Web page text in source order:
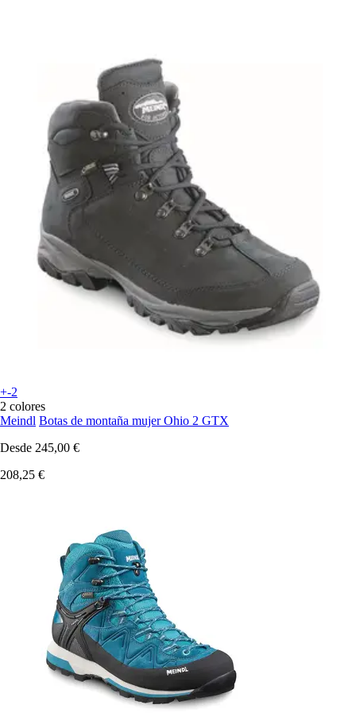
+-2
2 colores
Meindl Botas de montaña mujer Ohio 2 GTX
Desde 245,00 €
208,25 €